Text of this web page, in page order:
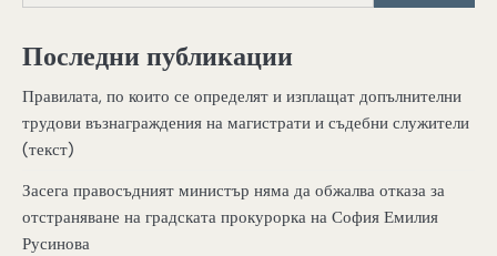
Последни публикации
Правилата, по които се определят и изплащат допълнителни
трудови възнаграждения на магистрати и съдебни служители
(текст)
Засега правосъдният министър няма да обжалва отказа за
отстраняване на градската прокурорка на София Емилия
Русинова